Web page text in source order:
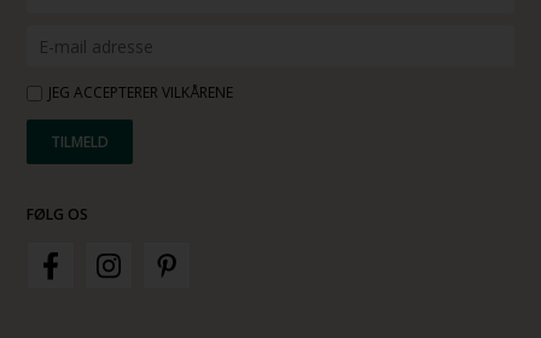
JEG ACCEPTERER VILKÅRENE
FØLG OS